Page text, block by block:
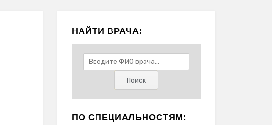
НАЙТИ ВРАЧА:
ПО СПЕЦИАЛЬНОСТЯМ: